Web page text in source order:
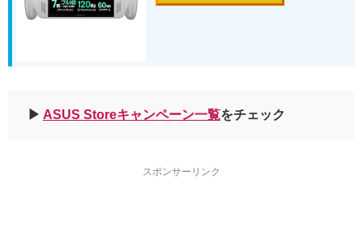
▶︎ ASUS Storeキャンペーン一覧をチェック
スポンサーリンク